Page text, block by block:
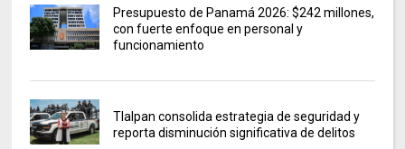
Presupuesto de Panamá 2026: $242 millones,
con fuerte enfoque en personal y
funcionamiento
Tlalpan consolida estrategia de seguridad y
reporta disminución significativa de delitos